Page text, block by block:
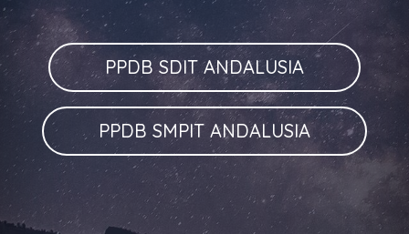
PPDB SDIT ANDALUSIA
PPDB SMPIT ANDALUSIA